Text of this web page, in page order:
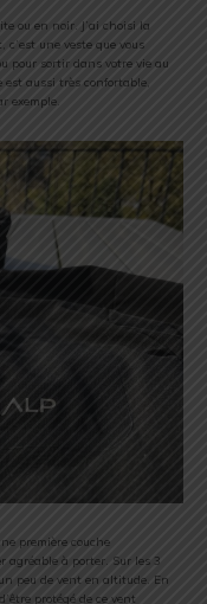
ou en noir. J’ai choisi la
une veste que vous
pour sortir dans votre vie au
aussi très confortable,
exemple.
première couche
agréable à porter. Sur les 3
peu de vent en altitude. En
protégé de ce vent